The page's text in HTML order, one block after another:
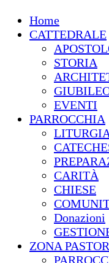
Home
CATTEDRALE
STORIA
EVENTI
PARROCCHIA
CARITÀ
CHIESE
Donazioni
ZONA